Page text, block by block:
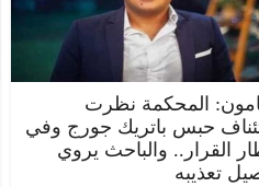
المحكمة نظرت
حبس باتريك جورج وفي
القرار.. والباحث يروي
تعذيبه